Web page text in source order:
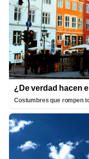
¿De verdad hacen
Costumbres que rompen